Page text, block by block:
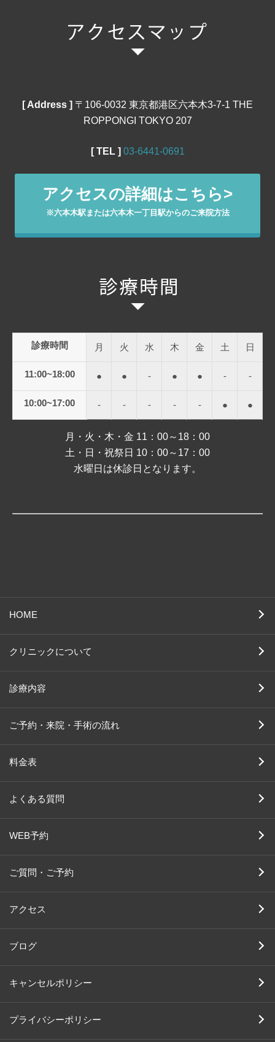
[ Address ] 〒106‐0032 東京都港区六本木3-7-1 THE
ROPPONGI TOKYO 207
[ TEL ] 03‐6441‐0691
アクセスの詳細はこちら>
※六本木駅または六本木一丁目駅からのご来院方法
診療時間 月 火 水 木 金 土 日
11:00~18:00 ● ● - ● ● - -
10:00~17:00 - - - - - ● ●
月・火・木・金 11：00～18：00
土・日・祝祭日 10：00～17：00
水曜日は休診日となります。
HOME
クリニックについて
診療内容
ご予約・来院・手術の流れ
料金表
よくある質問
WEB予約
ご質問・ご予約
アクセス
ブログ
キャンセルポリシー
プライバシーポリシー